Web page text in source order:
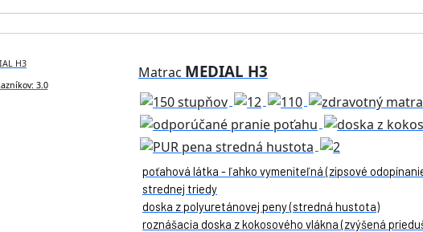
Matrac MEDIAL H3
poťahová látka - ľahko vymeniteľná (zipsové
strednej triedy
doska z polyuretánovej peny (stredná hustota)
roznášacia doska z kokosového vlákna (zvýšená